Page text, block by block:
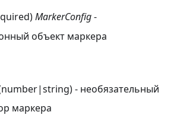
MarkerConfig-
объект маркера
- необязательный
маркера